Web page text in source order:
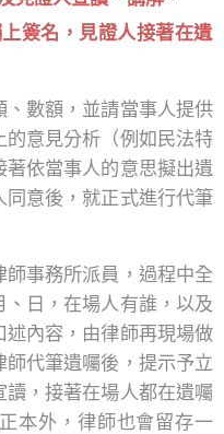
簽名，見證人接著在遺
數額，並請當事人提供
意見分析（例如民法特
依當事人的意思擬出遺
意後，就正式進行代筆
事務所派員，過程中全
日，在場人有誰，以及
述內容，由律師再現場做
代筆遺囑後，提示予立
，接著在場人都在遺囑
本外，律師也會留存一